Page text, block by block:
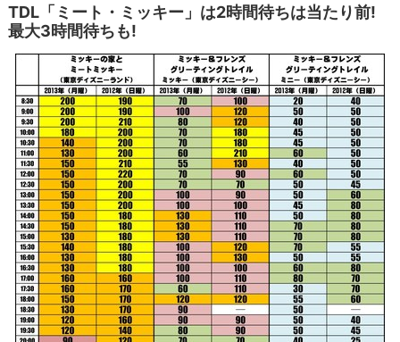
TDL「ミート・ミッキー」は2時間待ちは当たり前!
最大3時間待ちも!